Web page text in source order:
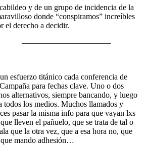
y de un grupo de incidencia de la
donde “conspiramos” increíbles
el derecho a decidir.
esfuerzo titánico cada conferencia de
para fechas clave. Uno o dos
alternativos, siempre bancando, y luego
todos los medios. Muchos llamados y
pasar la misma info para que vayan lxs
lleven el pañuelo, que se trata de tal o
que la otra vez, que a esa hora no, que
mando adhesión…